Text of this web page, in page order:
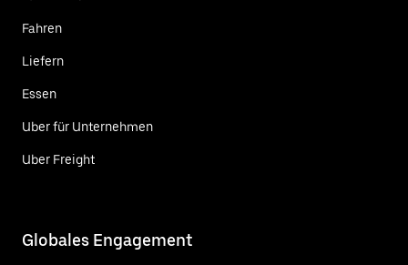
Fahren
Liefern
Essen
Uber für Unternehmen
Uber Freight
Globales Engagement